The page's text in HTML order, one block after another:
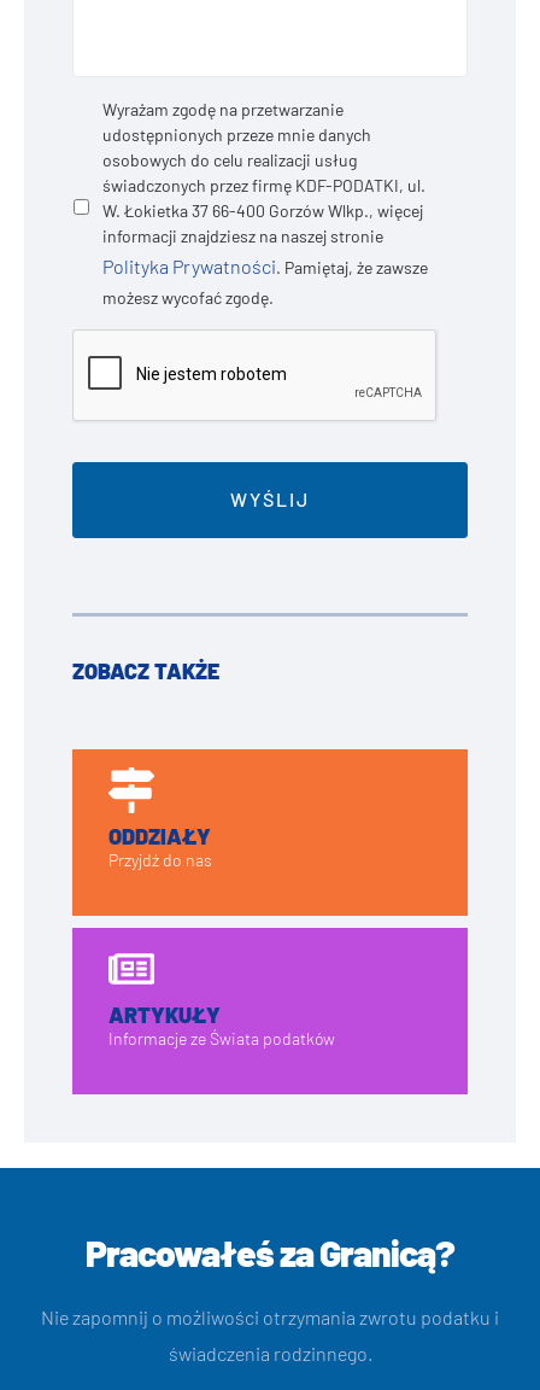
Prywatność *
Wyrażam zgodę na przetwarzanie
udostępnionych przeze mnie danych
osobowych do celu realizacji usług
świadczonych przez firmę KDF-PODATKI, ul.
W. Łokietka 37 66-400 Gorzów Wlkp., więcej
informacji znajdziesz na naszej stronie
Polityka Prywatności. Pamiętaj, że zawsze
możesz wycofać zgodę.
ZOBACZ TAKŻE
ODDZIAŁY
Przyjdź do nas
ARTYKUŁY
Informacje ze Świata podatków
Pracowałeś za Granicą?
Nie zapomnij o możliwości otrzymania zwrotu podatku i
świadczenia rodzinnego.